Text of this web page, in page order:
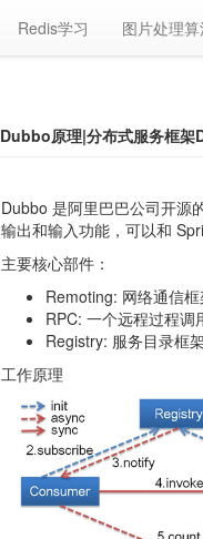
Redis学习 图片处理
Dubbo原理|分布式服务框架
Dubbo 是阿里巴巴公司开源
输出和输入功能，可以和
主要核心部件：
Remoting: 网络通信
RPC: 一个远程过程调
Registry: 服务目录框
工作原理